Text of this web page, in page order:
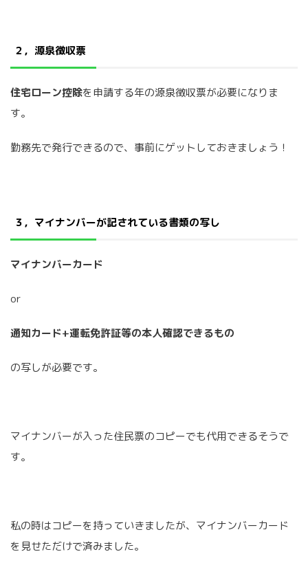
２，源泉徴収票
住宅ローン控除を申請する年の源泉徴収票が必要になりま
す。
勤務先で発行できるので、事前にゲットしておきましょう！
３，マイナンバーが記されている書類の写し
マイナンバーカード
or
通知カード+運転免許証等の本人確認できるもの
の写しが必要です。
マイナンバーが入った住民票のコピーでも代用できるそうで
す。
私の時はコピーを持っていきましたが、マイナンバーカード
を見せただけで済みました。